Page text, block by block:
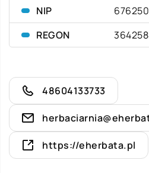
NIP
REGON
48604133733
https://eherbata.pl